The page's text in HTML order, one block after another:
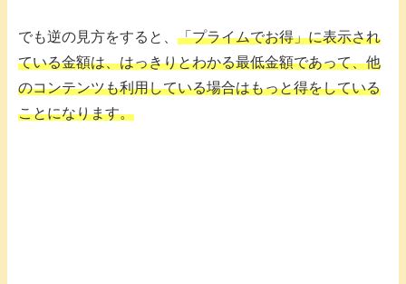
でも逆の見方をすると、 「プライムでお得」に表示され
ている金額は、はっきりとわかる最低金額であって、他
のコンテンツも利用している場合はもっと得をしている
ことになります。